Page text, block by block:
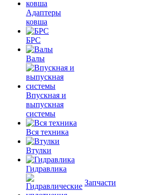
Адаптеры
ковша
БРС
Валы
Впускная и
выпускная
системы
Вся техника
Втулки
Гидравлика
Запчасти